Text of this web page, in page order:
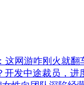
这网游咋刚火就翻
开发中途裁员，进